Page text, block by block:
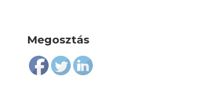
Megosztás
Follow